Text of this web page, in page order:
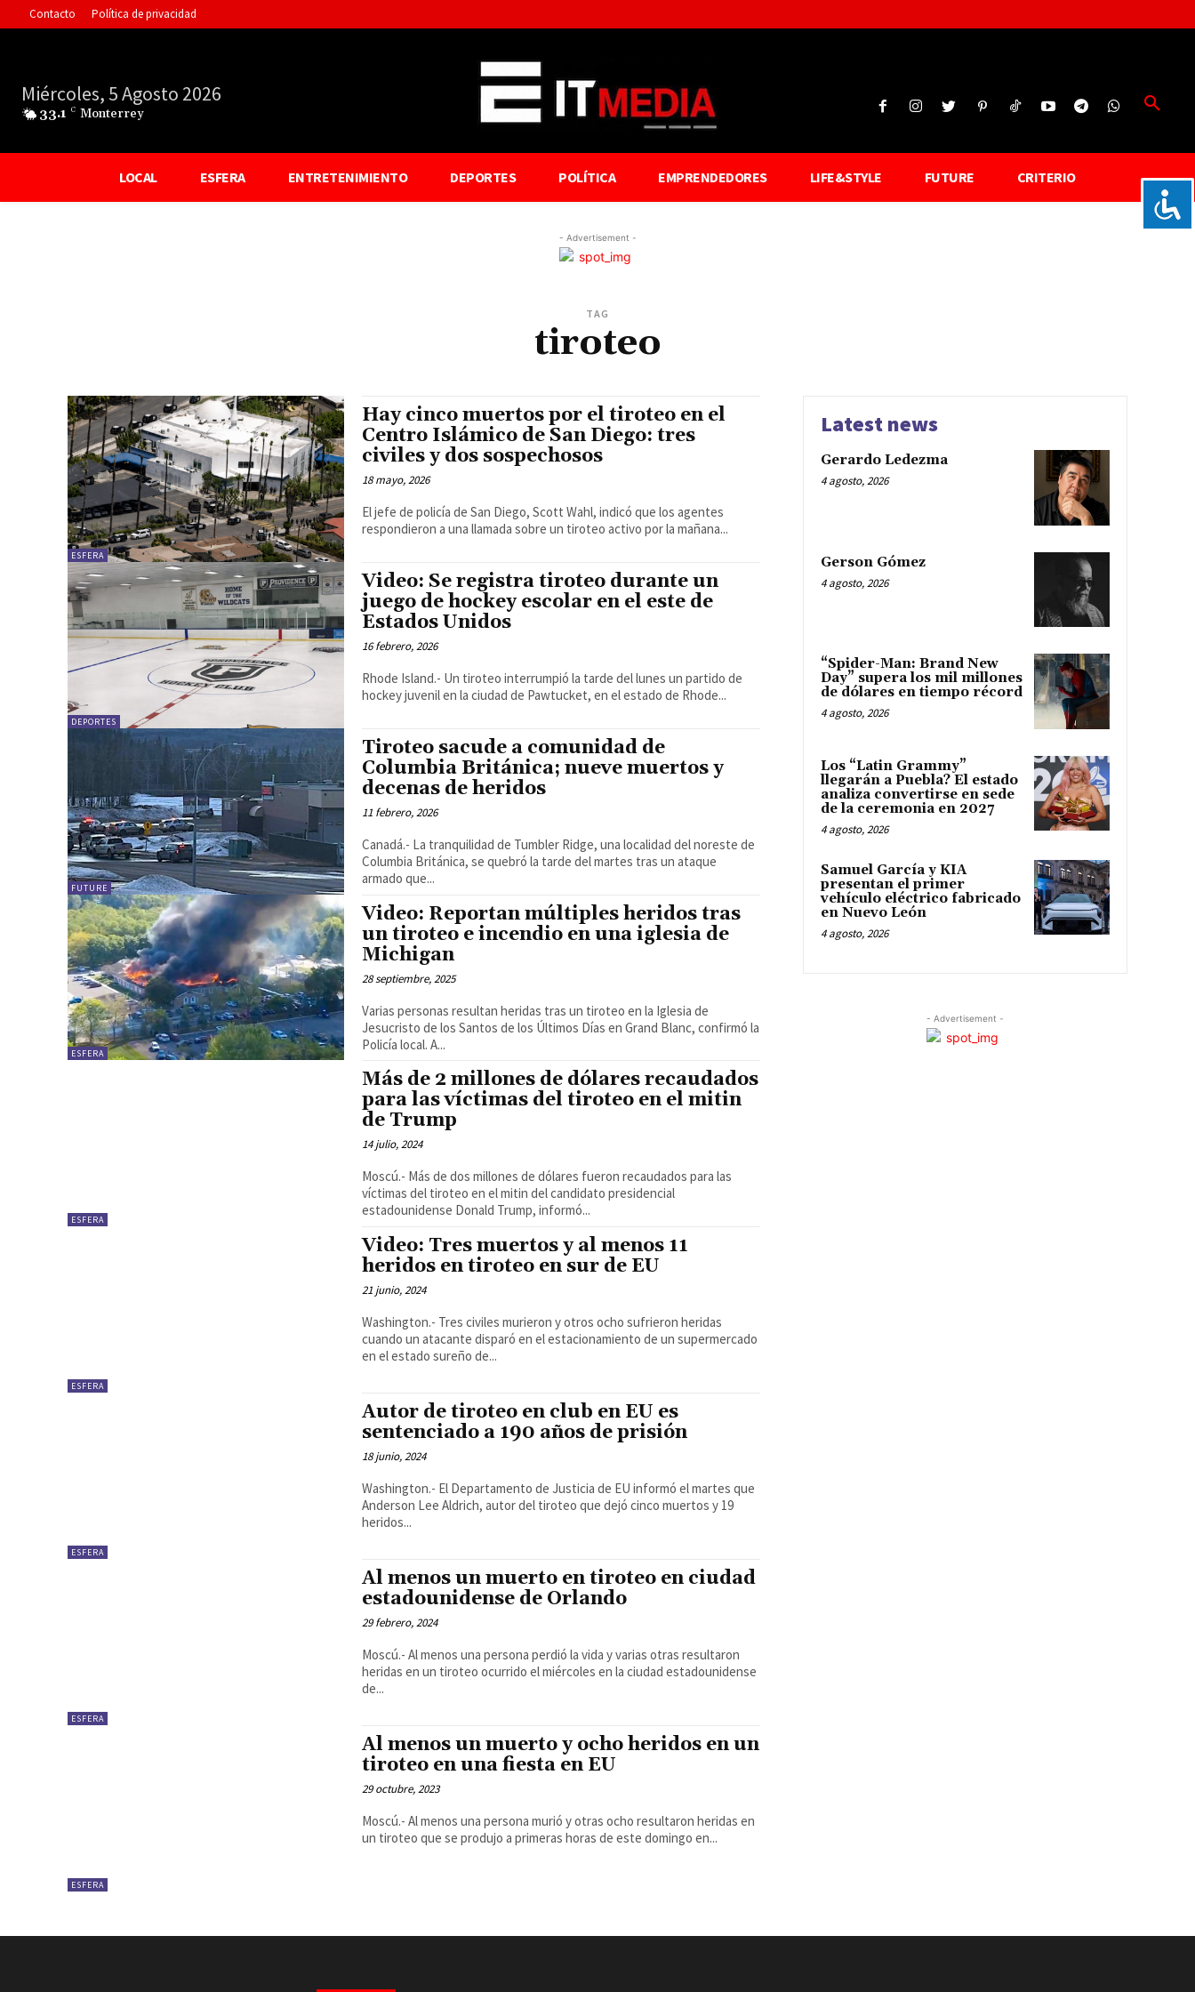
Contacto Política de privacidad
Miércoles, 5 Agosto 2026
33.1 C Monterrey
LOCAL ESFERA ENTRETENIMIENTO DEPORTES POLÍTICA EMPRENDEDORES LIFE&STYLE FUTURE CRITERIO
- Advertisement -
TAG
tiroteo
ESFERA
Hay cinco muertos por el tiroteo en el
Centro Islámico de San Diego: tres
civiles y dos sospechosos
18 mayo, 2026
El jefe de policía de San Diego, Scott Wahl, indicó que los agentes
respondieron a una llamada sobre un tiroteo activo por la mañana...
DEPORTES
Video: Se registra tiroteo durante un
juego de hockey escolar en el este de
Estados Unidos
16 febrero, 2026
Rhode Island.- Un tiroteo interrumpió la tarde del lunes un partido de
hockey juvenil en la ciudad de Pawtucket, en el estado de Rhode...
FUTURE
Tiroteo sacude a comunidad de
Columbia Británica; nueve muertos y
decenas de heridos
11 febrero, 2026
Canadá.- La tranquilidad de Tumbler Ridge, una localidad del noreste de
Columbia Británica, se quebró la tarde del martes tras un ataque
armado que...
ESFERA
Video: Reportan múltiples heridos tras
un tiroteo e incendio en una iglesia de
Michigan
28 septiembre, 2025
Varias personas resultan heridas tras un tiroteo en la Iglesia de
Jesucristo de los Santos de los Últimos Días en Grand Blanc, confirmó la
Policía local. A...
ESFERA
Más de 2 millones de dólares recaudados
para las víctimas del tiroteo en el mitin
de Trump
14 julio, 2024
Moscú.- Más de dos millones de dólares fueron recaudados para las
víctimas del tiroteo en el mitin del candidato presidencial
estadounidense Donald Trump, informó...
ESFERA
Video: Tres muertos y al menos 11
heridos en tiroteo en sur de EU
21 junio, 2024
Washington.- Tres civiles murieron y otros ocho sufrieron heridas
cuando un atacante disparó en el estacionamiento de un supermercado
en el estado sureño de...
ESFERA
Autor de tiroteo en club en EU es
sentenciado a 190 años de prisión
18 junio, 2024
Washington.- El Departamento de Justicia de EU informó el martes que
Anderson Lee Aldrich, autor del tiroteo que dejó cinco muertos y 19
heridos...
ESFERA
Al menos un muerto en tiroteo en ciudad
estadounidense de Orlando
29 febrero, 2024
Moscú.- Al menos una persona perdió la vida y varias otras resultaron
heridas en un tiroteo ocurrido el miércoles en la ciudad estadounidense
de...
ESFERA
Al menos un muerto y ocho heridos en un
tiroteo en una fiesta en EU
29 octubre, 2023
Moscú.- Al menos una persona murió y otras ocho resultaron heridas en
un tiroteo que se produjo a primeras horas de este domingo en...
Latest news
Gerardo Ledezma
4 agosto, 2026
Gerson Gómez
4 agosto, 2026
“Spider-Man: Brand New
Day” supera los mil millones
de dólares en tiempo récord
4 agosto, 2026
Los “Latin Grammy”
llegarán a Puebla? El estado
analiza convertirse en sede
de la ceremonia en 2027
4 agosto, 2026
Samuel García y KIA
presentan el primer
vehículo eléctrico fabricado
en Nuevo León
4 agosto, 2026
- Advertisement -